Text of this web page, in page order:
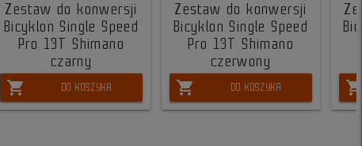
Zestaw do konwersji
Bicyklon Single Speed
Pro 13T Shimano
czarny
shopping_cart DO KOSZYKA
Zestaw do konwersji
Bicyklon Single Speed
Pro 13T Shimano
czerwony
shopping_cart DO KOSZYKA